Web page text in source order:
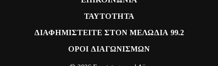
ΤΑΥΤΟΤΗΤΑ
ΔΙΑΦΗΜΙΣΤΕΙΤΕ ΣΤΟΝ ΜΕΛΩΔΙΑ 99.2
ΟΡΟΙ ΔΙΑΓΩΝΙΣΜΩΝ